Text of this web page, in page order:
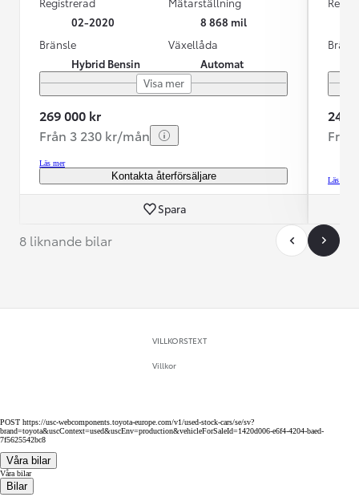
02-2020
8 868 mil
Bränsle
Hybrid Bensin
Växellåda
Automat
Visa mer
269 000 kr
Från 3 230 kr/mån
Läs mer
Kontakta återförsäljare
Spara
249
Läs mer
8 liknande bilar
VILLKORSTEXT
Villkor
POST https://usc-webcomponents.toyota-europe.com/v1/used-stock-cars/se/sv?
brand=toyota&uscContext=used&uscEnv=production&vehicleForSaleId=1420d006-e6f4-4204-baed-
7f5625542bc8
Våra bilar
Våra bilar
Bilar